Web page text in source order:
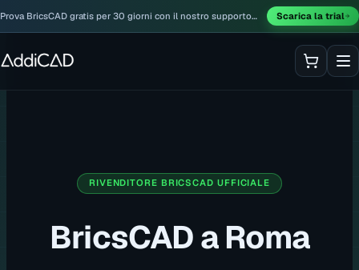
Prova BricsCAD gratis per 30 giorni con il nostro supporto
Scarica la trial
RIVENDITORE BRICSCAD UFFICIALE
BricsCAD a Roma